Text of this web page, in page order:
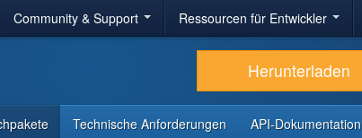
Community & Support Ressourcen für Entwickler
Herunterladen
Technische Anforderungen API-Dokumentation